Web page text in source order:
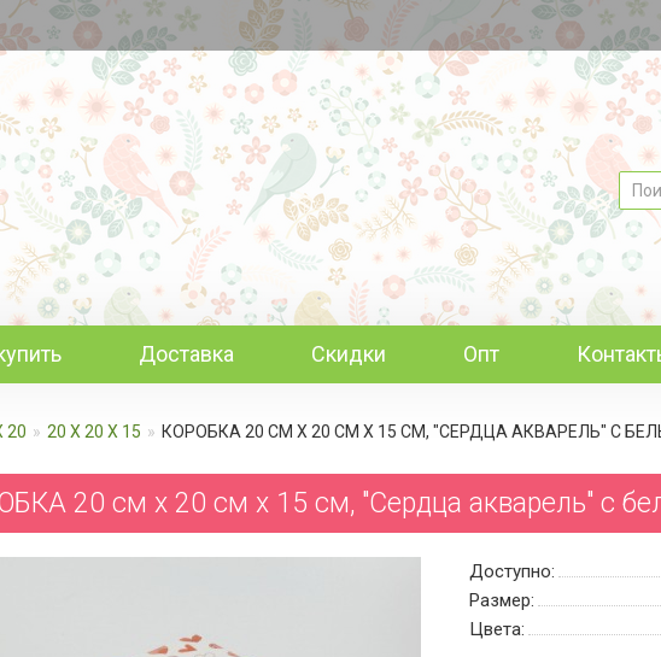
Доставка Скидки Опт
20 20 Х 20 Х 15 КОРОБКА 20 СМ Х 20 СМ Х 15 СМ, "СЕРДЦА АКВАРЕЛЬ" C
20 см х 20 см х 15 см, "Сердца акварель" c
Доступно:
Размер:
Цвета: